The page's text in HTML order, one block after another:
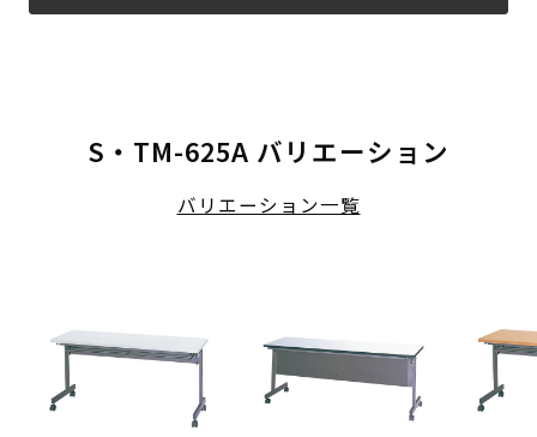
S・TM-625A バリエーション
バリエーション一覧